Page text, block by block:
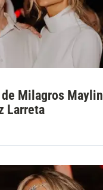
Milagros Maylin
Larreta